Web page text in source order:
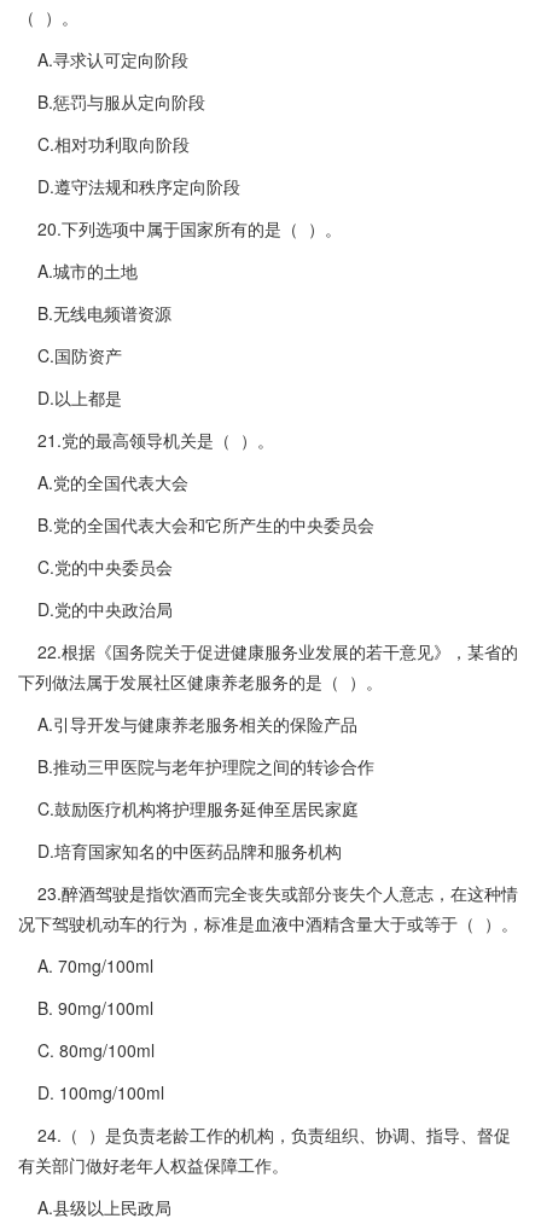
（ ）。
A.寻求认可定向阶段
B.惩罚与服从定向阶段
C.相对功利取向阶段
D.遵守法规和秩序定向阶段
20.下列选项中属于国家所有的是（ ）。
A.城市的土地
B.无线电频谱资源
C.国防资产
D.以上都是
21.党的最高领导机关是（ ）。
A.党的全国代表大会
B.党的全国代表大会和它所产生的中央委员会
C.党的中央委员会
D.党的中央政治局
22.根据《国务院关于促进健康服务业发展的若干意见》，某省的
下列做法属于发展社区健康养老服务的是（ ）。
A.引导开发与健康养老服务相关的保险产品
B.推动三甲医院与老年护理院之间的转诊合作
C.鼓励医疗机构将护理服务延伸至居民家庭
D.培育国家知名的中医药品牌和服务机构
23.醉酒驾驶是指饮酒而完全丧失或部分丧失个人意志，在这种情
况下驾驶机动车的行为，标准是血液中酒精含量大于或等于（ ）。
A. 70mg/100ml
B. 90mg/100ml
C. 80mg/100ml
D. 100mg/100ml
24.（ ）是负责老龄工作的机构，负责组织、协调、指导、督促
有关部门做好老年人权益保障工作。
A.县级以上民政局